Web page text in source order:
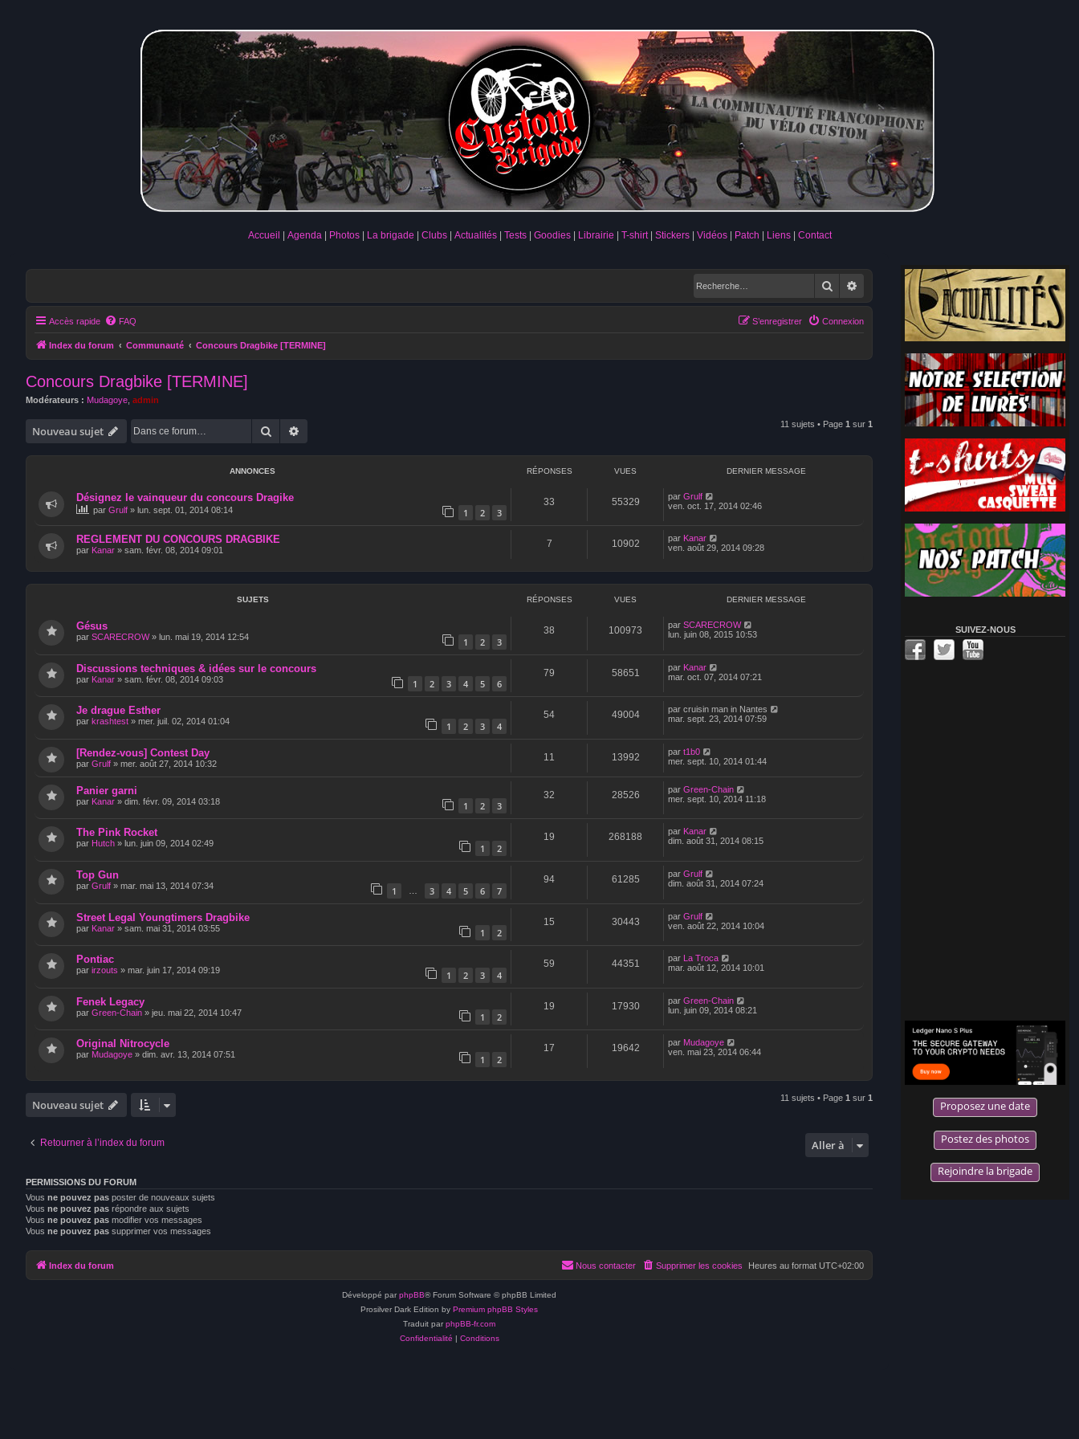
Accueil Agenda Photos La brigade Clubs Actualités Tests Goodies Librairie T-shirt Stickers Vidéos Patch Liens Contact
SUIVEZ-NOUS
Proposez une date
Postez des photos
Rejoindre la brigade
RechercherRecherche avancée
Accès rapide FAQ Connexion
S’enregistrer
Index du forum Communauté Concours Dragbike [TERMINE]
Concours Dragbike [TERMINE]
Modérateurs : Mudagoye admin
Nouveau sujet Rechercher 11 sujets • Page 1 sur 1
ANNONCES RÉPONSES VUES DERNIER MESSAGE
Désignez le vainqueur du concours Dragike
par Grulf » lun. sept. 01, 2014 08:14 1 2 3
33 55329 par Grulf
ven. oct. 17, 2014 02:46
REGLEMENT DU CONCOURS DRAGBIKE
par Kanar » sam. févr. 08, 2014 09:01
7 10902 par Kanar
ven. août 29, 2014 09:28
SUJETS RÉPONSES VUES DERNIER MESSAGE
Gésus
par SCARECROW» lun. mai 19, 2014 12:54 1 2 3
38 100973 par SCARECROW
lun. juin 08, 2015 10:53
Discussions techniques & idées sur le concours
par Kanar » sam. févr. 08, 2014 09:03 1 2 3 4 5 6
79 58651 par Kanar
mar. oct. 07, 2014 07:21
Je drague Esther
par krashtest » mer. juil. 02, 2014 01:04 1 2 3 4
54 49004 par cruisin man in Nantes
mar. sept. 23, 2014 07:59
[Rendez-vous] Contest Day
par Grulf » mer. août 27, 2014 10:32
11 13992 par t1b0
mer. sept. 10, 2014 01:44
Panier garni
par Kanar » dim. févr. 09, 2014 03:18 1 2 3
32 28526 par Green-Chain
mer. sept. 10, 2014 11:18
The Pink Rocket
par Hutch » lun. juin 09, 2014 02:49 1 2
19 268188 par Kanar
dim. août 31, 2014 08:15
Top Gun
par Grulf » mar. mai 13, 2014 07:34 1 3 4 5 6 7
94 61285 par Grulf
dim. août 31, 2014 07:24
Street Legal Youngtimers Dragbike
par Kanar » sam. mai 31, 2014 03:55 1 2
15 30443 par Grulf
ven. août 22, 2014 10:04
Pontiac
par irzouts » mar. juin 17, 2014 09:19 1 2 3 4
59 44351 par
La Troca
mar. août 12, 2014 10:01
Fenek Legacy
par Green-Chain » jeu. mai 22, 2014 10:47 1 2
19 17930 par Green-Chain
lun. juin 09, 2014 08:21
Original Nitrocycle
par Mudagoye » dim. avr. 13, 2014 07:51 1 2
17 19642 par Mudagoye
ven. mai 23, 2014 06:44
Nouveau sujet 11 sujets • Page 1 sur 1
Retourner à l’index du forum Aller à
PERMISSIONS DU FORUM
Vous ne pouvez pas poster de nouveaux sujets
Vous ne pouvez pas répondre aux sujets
Vous ne pouvez pas modifier vos messages
Vous ne pouvez pas supprimer vos messages
Index du forum Heures au format UTC+02:00
Supprimer les cookies
Nous contacter
Développé par phpBB® Forum Software © phpBB Limited
Prosilver Dark Edition by Premium phpBB Styles
Traduit par phpBB-fr.com
Confidentialité | Conditions